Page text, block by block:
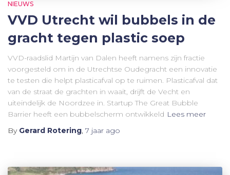
NIEUWS
VVD Utrecht wil bubbels in de
gracht tegen plastic soep
VVD-raadslid Martijn van Dalen heeft namens zijn fractie
voorgesteld om in de Utrechtse Oudegracht een innovatie
te testen die helpt plasticafval op te ruimen. Plasticafval dat
van de straat de grachten in waait, drijft de Vecht en
uiteindelijk de Noordzee in. Startup The Great Bubble
Barrier heeft een bubbelscherm ontwikkeld Lees meer
By Gerard Rotering 7 jaar ago